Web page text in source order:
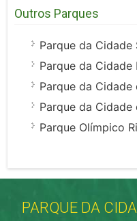
Outros Parques
Parque da Cidade
Parque da
Parque da Cidade
Parque da Cidade
Parque Olímpico
PARQUE DA